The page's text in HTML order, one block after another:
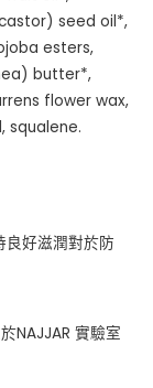
seed oil*,
esters,
butter*,
flower wax,
squalene.
良好滋潤對於防
NAJJAR 實驗室